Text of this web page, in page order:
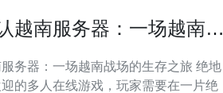
越南服务器：一场越南战
器：一场越南战场的生存之旅 绝地
的多人在线游戏，玩家需要在一片绝